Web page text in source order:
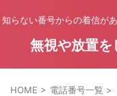
知らない番号からの着信が
無視や放置を
HOME > 電話番号一覧 >